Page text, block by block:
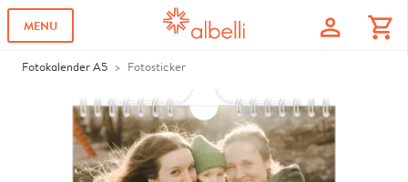
MENU profile shopping_cart
Fotokalender A5 Fotosticker